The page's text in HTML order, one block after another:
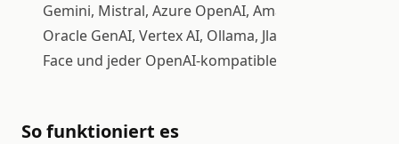
Gemini, Mistral, Azure OpenAI, Amazon Bedrock,
Oracle GenAI, Vertex AI, Ollama, Jlama, Hugging
Face und jeder OpenAI-kompatible Endpunkt
So funktioniert es